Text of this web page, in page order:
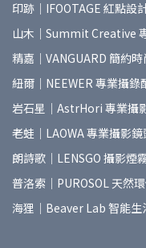
印跡｜IFOOTAGE 紅點設
山木｜Summit Creative
精嘉｜VANGUARD 簡約
紐爾｜NEEWER 專業攝錄
岩石星｜AstrHori 專業攝
老蛙｜LAOWA 專業攝影鏡
朗詩歌｜LENSGO 攝影煙
普洛索｜PUROSOL 天然
海狸｜Beaver Lab 智能生